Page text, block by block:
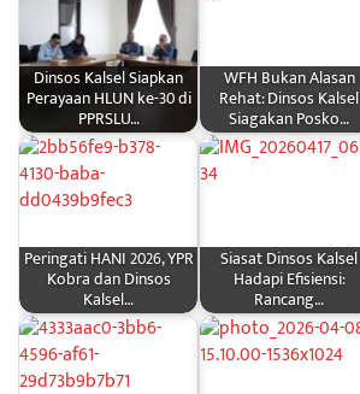
Dinsos Kalsel Siapkan
Perayaan HLUN ke-30 di
PPRSLU…
WFH Bukan Alasan
Rehat: Dinsos Kalsel
Siagakan Posko…
Peringati HANI 2026, YPR
Kobra dan Dinsos
Kalsel…
Siasat Dinsos Kalsel
Hadapi Efisiensi:
Rancang…